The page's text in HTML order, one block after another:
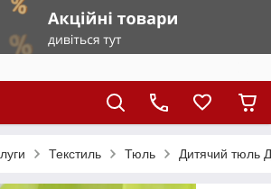
Текстиль Тюль Дитячий тюль